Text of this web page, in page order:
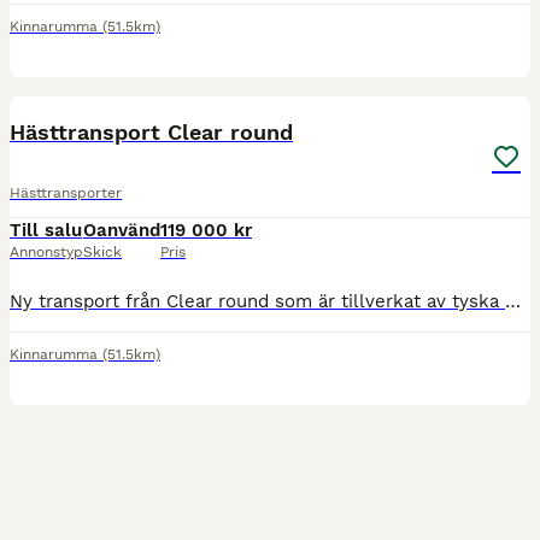
Kinnarumma (51.5km)
Hästtransport Clear round
Hästtransporter
Till salu
Annonstyp
Oanvänd
Skick
119 000 kr
Pris
Ny transport från Clear round som är tillverkat av tyska Bucker. En kvalitéts släp utöver det vanliga. Har 3 st nya släp kvar uttagna 2024-06-01 ny pris 215 000 kr Mitt pris från 119 000 kr Detta är en edition utgåva och är extra utrustad med: Panoramatak Broddmatta Extra steg bak Säkerhetsdrag Spark skydd utdragbar sadel hållare. Aluminium fälgar. Clear Round Alu
Kinnarumma (51.5km)